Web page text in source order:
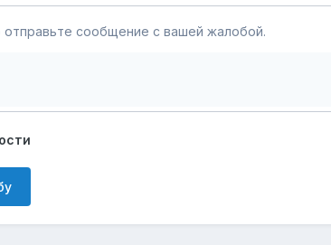
отправьте сообщение с вашей жалобой.